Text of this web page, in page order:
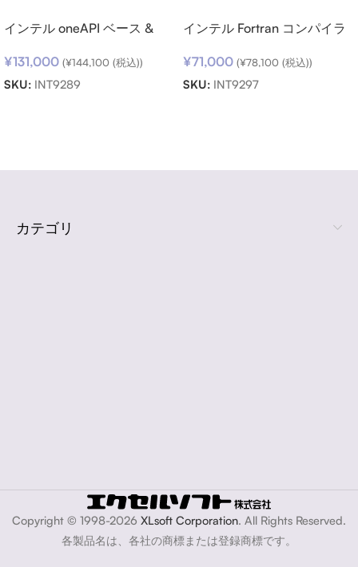
インテル oneAPI ベース &
ノード) SSR (期限内更新用)
¥131,000 (¥144,100 (税込))
SKU: INT9289
インテル Fortran コンパイラ
(期限内更新用)
¥71,000 (¥78,100 (税込))
SKU: INT9297
カテゴリ
Copyright © 1998-2026 XLsoft Corporation. All Rights Reserved.
各製品名は、各社の商標または登録商標です。